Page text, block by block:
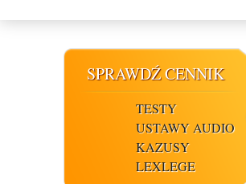
SPRAWDŹ CENNIK
TESTY
USTAWY AUDIO
KAZUSY
LEXLEGE